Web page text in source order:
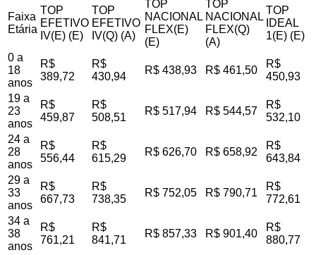
Faixa
Etária
TOP
EFETIVO
IV(E) (E)
TOP
EFETIVO
IV(Q) (A)
TOP
NACIONAL
FLEX(E)
(E)
TOP
NACIONAL
FLEX(Q)
(A)
TOP
IDEAL
1(E) (E)
0 a
18
anos
R$
389,72
R$
430,94
R$ 438,93 R$ 461,50
R$
450,93
19 a
23
anos
R$
459,87
R$
508,51
R$ 517,94 R$ 544,57
R$
532,10
24 a
28
anos
R$
556,44
R$
615,29
R$ 626,70 R$ 658,92
R$
643,84
29 a
33
anos
R$
667,73
R$
738,35
R$ 752,05 R$ 790,71
R$
772,61
34 a
38
anos
R$
761,21
R$
841,71
R$ 857,33 R$ 901,40
R$
880,77